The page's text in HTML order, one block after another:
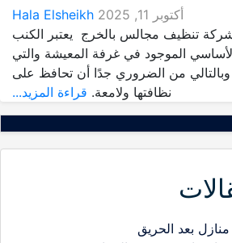
أكتوبر 11, 2025
Hala Elsheikh
تنظيف مجالس بالخرج يعتبر الكنب
الموجود في غرفة المعيشة والتي
من الضروري جدًا أن تحافظ على
نظافتها ولامعة. قراءة المزيد...
بعد الحريق